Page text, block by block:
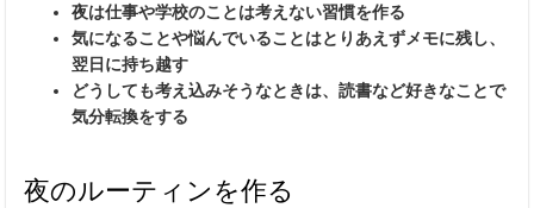
夜は仕事や学校のことは考えない習慣を作る
気になることや悩んでいることはとりあえずメモに残し、
翌日に持ち越す
どうしても考え込みそうなときは、読書など好きなことで
気分転換をする
夜のルーティンを作る